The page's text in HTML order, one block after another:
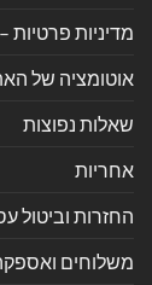
מדיניות פרטיות –
אוטומציה של
שאלות נפוצות
אחריות
החזרות וביטול
משלוחים